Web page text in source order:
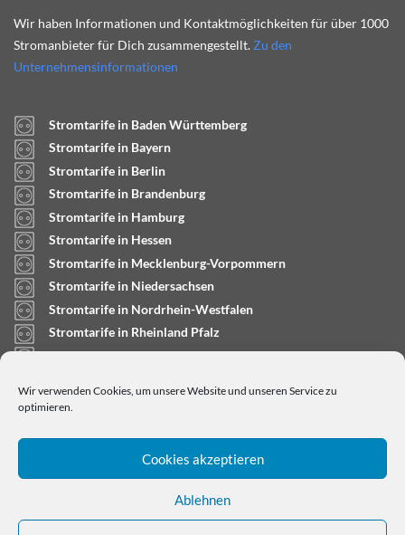
Wir verwenden Cookies, um unsere Website und unseren Service zu
optimieren.
Cookies akzeptieren
Ablehnen
Wir haben Informationen und Kontaktmöglichkeiten für über 1000
Stromanbieter für Dich zusammengestellt. Zu den
Unternehmensinformationen
Stromtarife in Baden Württemberg
Stromtarife in Bayern
Stromtarife in Berlin
Stromtarife in Brandenburg
Stromtarife in Hamburg
Stromtarife in Hessen
Stromtarife in Mecklenburg-Vorpommern
Stromtarife in Niedersachsen
Stromtarife in Nordrhein-Westfalen
Stromtarife in Rheinland Pfalz
Stromtarife in Saarland
Stromtarife in Schleswig-Holstein